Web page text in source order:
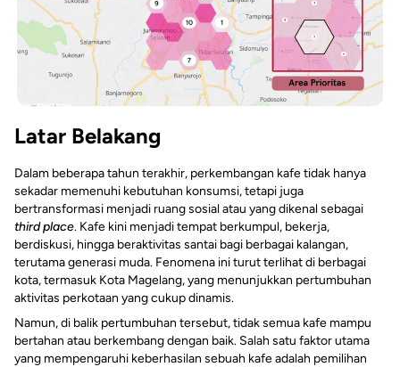
Latar Belakang
Dalam beberapa tahun terakhir, perkembangan kafe tidak hanya
sekadar memenuhi kebutuhan konsumsi, tetapi juga
bertransformasi menjadi ruang sosial atau yang dikenal sebagai
third place. Kafe kini menjadi tempat berkumpul, bekerja,
berdiskusi, hingga beraktivitas santai bagi berbagai kalangan,
terutama generasi muda. Fenomena ini turut terlihat di berbagai
kota, termasuk Kota Magelang, yang menunjukkan pertumbuhan
aktivitas perkotaan yang cukup dinamis.
Namun, di balik pertumbuhan tersebut, tidak semua kafe mampu
bertahan atau berkembang dengan baik. Salah satu faktor utama
yang mempengaruhi keberhasilan sebuah kafe adalah pemilihan